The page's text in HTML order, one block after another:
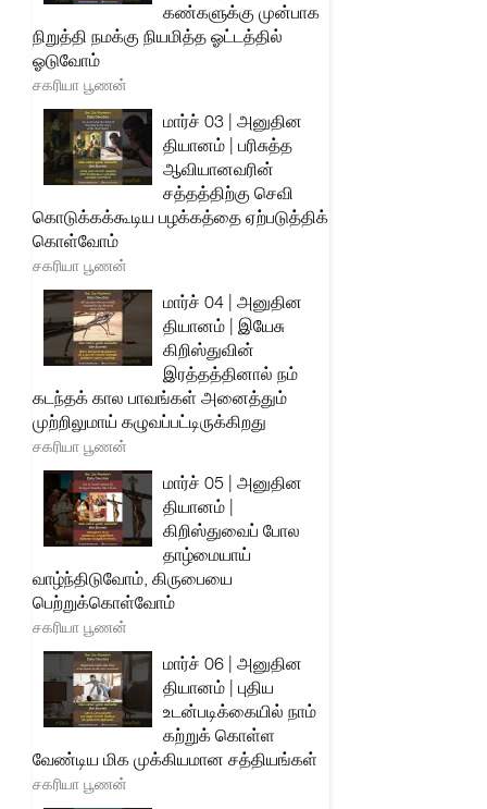
கண்களுக்கு முன்பாக
நிறுத்தி நமக்கு நியமித்த ஓட்டத்தில்
ஓடுவோம்
சகரியா பூணன்
மார்ச் 03 | அனுதின
தியானம் | பரிசுத்த
ஆவியானவரின்
சத்தத்திற்கு செவி
கொடுக்கக்கூடிய பழக்கத்தை ஏற்படுத்திக்
கொள்வோம்
சகரியா பூணன்
மார்ச் 04 | அனுதின
தியானம் | இயேசு
கிறிஸ்துவின்
இரத்தத்தினால் நம்
கடந்தக் கால பாவங்கள் அனைத்தும்
முற்றிலுமாய் கழுவப்பட்டிருக்கிறது
சகரியா பூணன்
மார்ச் 05 | அனுதின
தியானம் |
கிறிஸ்துவைப் போல
தாழ்மையாய்
வாழ்ந்திடுவோம், கிருபையை
பெற்றுக்கொள்வோம்
சகரியா பூணன்
மார்ச் 06 | அனுதின
தியானம் | புதிய
உடன்படிக்கையில் நாம்
கற்றுக் கொள்ள
வேண்டிய மிக முக்கியமான சத்தியங்கள்
சகரியா பூணன்